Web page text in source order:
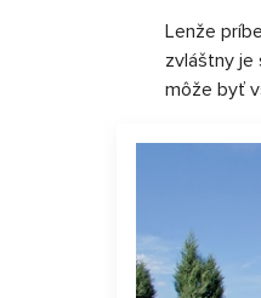
Lenže
zvláštny je
môže byť